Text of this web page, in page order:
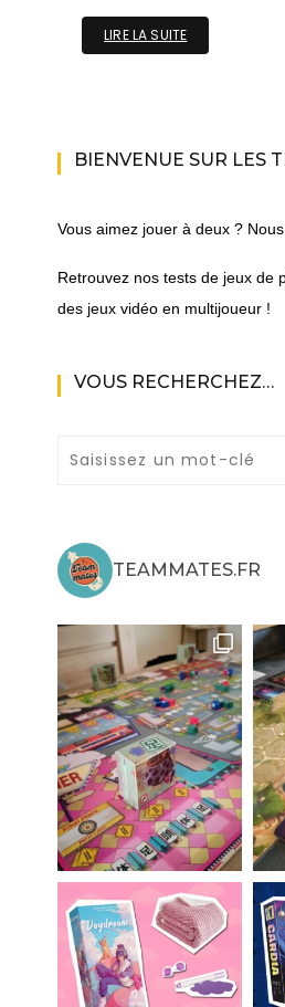
LIRE LA SUITE
BIENVENUE SUR LES
Vous aimez jouer à deux ?
Retrouvez nos tests de jeux de
des jeux vidéo en multijoueur !
VOUS RECHERCHEZ…
TEAMMATES.FR